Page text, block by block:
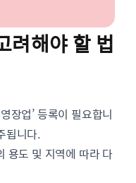
려해야 할 법
장업’ 등록이 필요합니
됩니다.
용도 및 지역에 따라 다